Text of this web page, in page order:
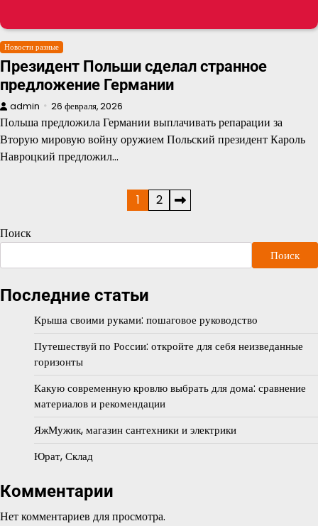
Новости разные
Президент Польши сделал странное
предложение Германии
admin 26 февраля, 2026
Польша предложила Германии выплачивать репарации за
Вторую мировую войну оружием Польский президент Кароль
Навроцкий предложил…
записей
1 2
Поиск
Поиск
Последние статьи
Крыша своими руками: пошаговое руководство
Путешествуй по России: откройте для себя неизведанные
горизонты
Какую современную кровлю выбрать для дома: сравнение
материалов и рекомендации
ЯжМужик, магазин сантехники и электрики
Юрат, Склад
Комментарии
Нет комментариев для просмотра.